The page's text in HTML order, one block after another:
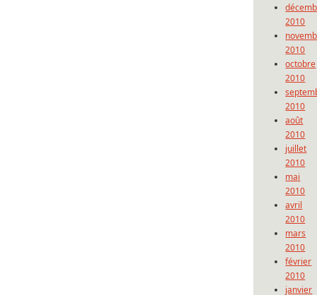
2010
2010
octobre
2010
2010
août
2010
juillet
2010
mai
2010
avril
2010
mars
2010
février
2010
janvier